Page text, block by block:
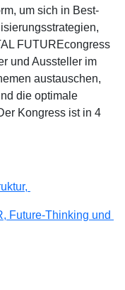
um sich in Best-
FUTUREcongress
und Aussteller im
austauschen,
die optimale
Kongress ist in 4
Future-Thinking und